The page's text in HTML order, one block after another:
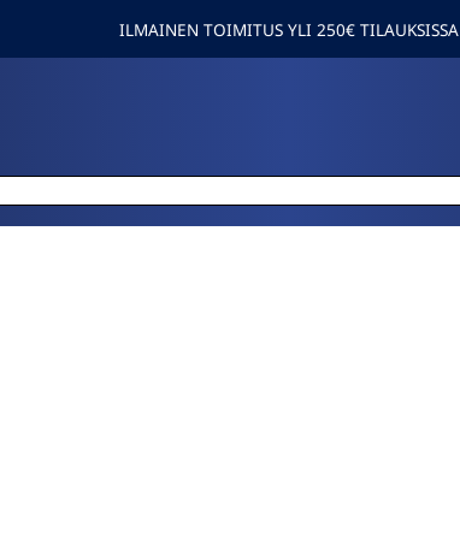
ILMAINEN TOIMITUS YLI 250€ TILAUKSISSA